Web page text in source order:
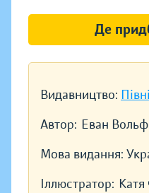
Видавництво:
Автор: Еван Вольф
Мова видання:
Іллюстратор:
Де